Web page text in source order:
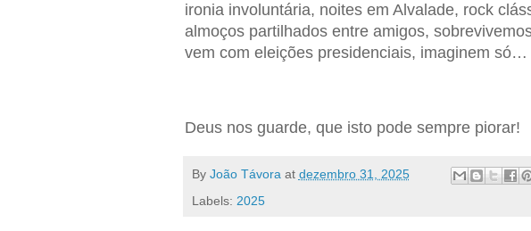
ironia involuntária, noites em Alvalade, rock
almoços partilhados entre amigos,
vem com eleições presidenciais, imaginem só…
Deus nos guarde, que isto pode sempre piorar!
By João Távora at dezembro 31, 2025
Labels: 2025